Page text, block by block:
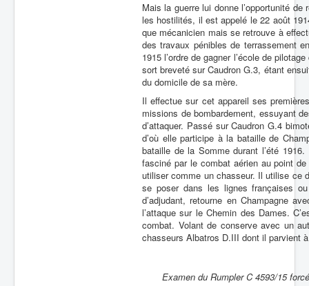
Mais la guerre lui donne l’opportunité
les hostilités, il est appelé le 22 août
que mécanicien mais se retrouve à
des travaux pénibles de terrassement
1915 l’ordre de gagner l’école de
sort breveté sur Caudron G.3, étant
du domicile de sa mère.
Il effectue sur cet appareil ses
missions de bombardement, essuyant
d’attaquer. Passé sur Caudron G.4
d’où elle participe à la bataille de
bataille de la Somme durant l’été
fasciné par le combat aérien au point
utiliser comme un chasseur. Il utilise ce
se poser dans les lignes françaises
d’adjudant, retourne en Champagne
l’attaque sur le Chemin des Dames.
combat. Volant de conserve avec un
chasseurs Albatros D.III dont il parvient
Examen du Rumpler C 4593/15